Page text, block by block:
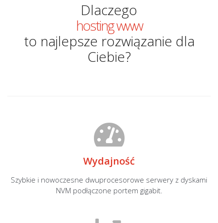
Dlaczego
hosting www
to najlepsze rozwiązanie dla
Ciebie?
Wydajność
Szybkie i nowoczesne dwuprocesorowe serwery z dyskami
NVM podłączone portem gigabit.